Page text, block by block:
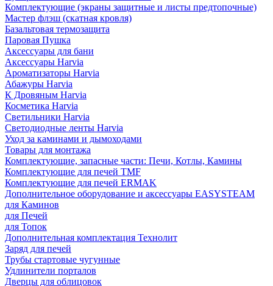
Комплектующие (экраны защитные и листы предтопочные)
Мастер флэш (скатная кровля)
Базальтовая термозащита
Паровая Пушка
Аксессуары для бани
Аксессуары Harvia
Ароматизаторы Harvia
Абажуры Harvia
К Дровяным Harvia
Косметика Harvia
Светильники Harvia
Светодиодные ленты Harvia
Уход за каминами и дымоходами
Товары для монтажа
Комплектующие, запасные части: Печи, Котлы, Камины
Комплектующие для печей TMF
Комплектующие для печей ERMAK
Дополнительное оборудование и аксессуары EASYSTEAM
для Каминов
для Печей
для Топок
Дополнительная комплектация Технолит
Заряд для печей
Трубы стартовые чугунные
Удлинители порталов
Дверцы для облицовок